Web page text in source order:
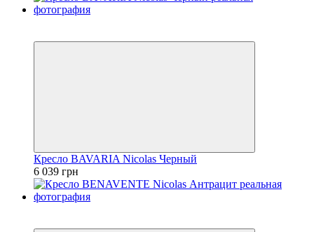
Кресло BAVARIA Nicolas Черный
6 039 грн